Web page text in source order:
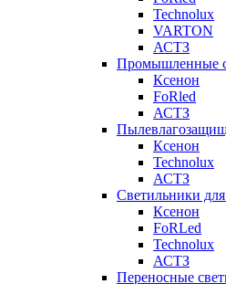
Technolux
VARTON
АСТЗ
Промышленные
Ксенон
FoRled
АСТЗ
Ксенон
Technolux
АСТЗ
Светильники
Ксенон
FoRLed
Technolux
АСТЗ
Переносные